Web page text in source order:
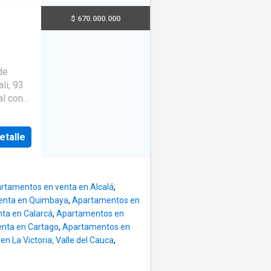
es
de
le
área
•
• 2
•
de
93
con
$ 670.000.000
en venta en Alcalá,
en Quimbaya, Apartamentos en
en Calarcá, Apartamentos en
en Cartago, Apartamentos en
La Victoria, Valle del Cauca,